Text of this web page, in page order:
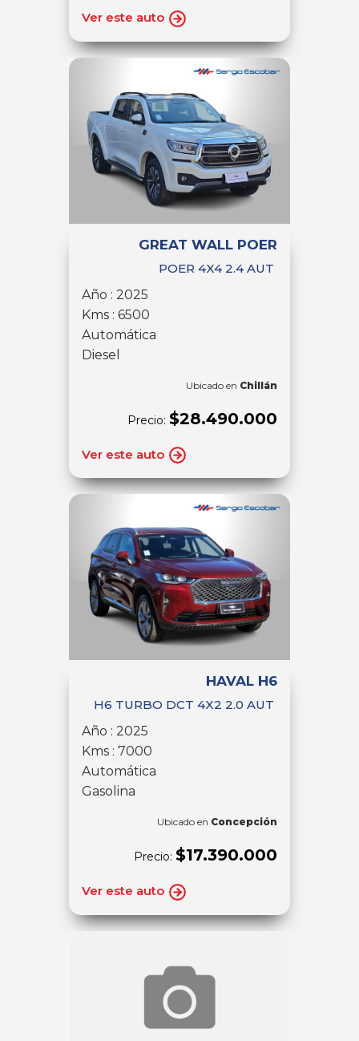
Ver este auto
GREAT WALL POER
POER 4X4 2.4 AUT
Año : 2025
Kms : 6500
Automática
Diesel
Ubicado en Chillán
Precio: $28.490.000
Ver este auto
HAVAL H6
H6 TURBO DCT 4X2 2.0 AUT
Año : 2025
Kms : 7000
Automática
Gasolina
Ubicado en Concepción
Precio: $17.390.000
Ver este auto